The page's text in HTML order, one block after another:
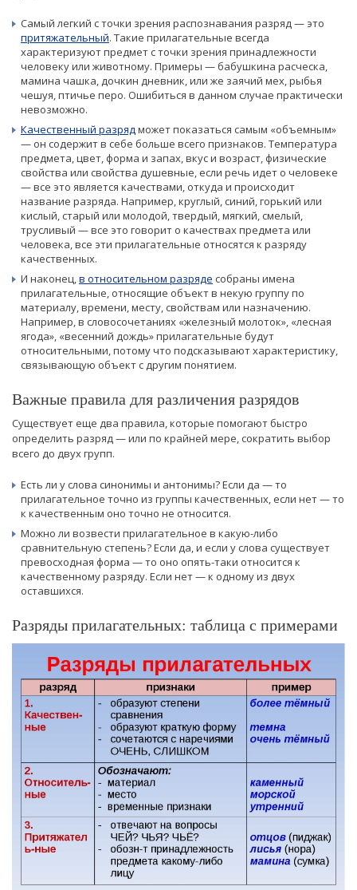
Самый легкий с точки зрения распознавания разряд — это
притяжательный. Такие прилагательные всегда
характеризуют предмет с точки зрения принадлежности
человеку или животному. Примеры — бабушкина расческа,
мамина чашка, дочкин дневник, или же заячий мех, рыбья
чешуя, птичье перо. Ошибиться в данном случае практически
невозможно.
Качественный разрядможет показаться самым «объемным»
— он содержит в себе больше всего признаков. Температура
предмета, цвет, форма и запах, вкус и возраст, физические
свойства или свойства душевные, если речь идет о человеке
— все это является качествами, откуда и происходит
название разряда. Например, круглый, синий, горький или
кислый, старый или молодой, твердый, мягкий, смелый,
трусливый — все это говорит о качествах предмета или
человека, все эти прилагательные относятся к разряду
качественных.
И наконец,в относительном разряде собраны имена
прилагательные, относящие объект в некую группу по
материалу, времени, месту, свойствам или назначению.
Например, в словосочетаниях «железный молоток», «лесная
ягода», «весенний дождь» прилагательные будут
относительными, потому что подсказывают характеристику,
связывающую объект с другим понятием.
Важные правила для различения разрядов
Существует еще два правила, которые помогают быстро
определить разряд — или по крайней мере, сократить выбор
всего до двух групп.
Есть ли у слова синонимы и антонимы? Если да — то
прилагательное точно из группы качественных, если нет — то
к качественным оно точно не относится.
Можно ли возвести прилагательное в какую-либо
сравнительную степень? Если да, и если у слова существует
превосходная форма — то оно опять-таки относится к
качественному разряду. Если нет — к одному из двух
оставшихся.
Разряды прилагательных: таблица с примерами